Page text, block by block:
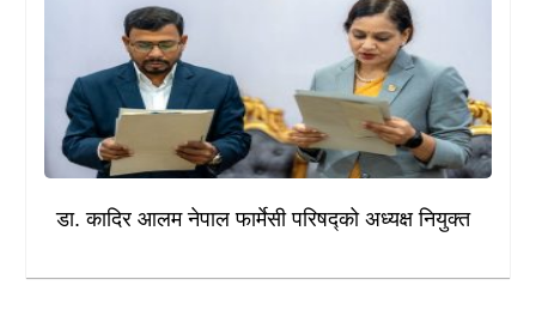
डा. कादिर आलम नेपाल फार्मेसी परिषद्को अध्यक्ष नियुक्त